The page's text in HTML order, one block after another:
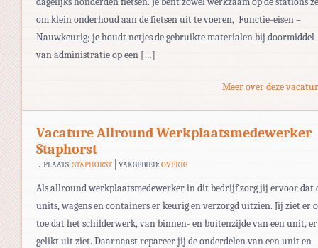
om klein onderhoud aan de fietsen uit te voeren, Functie-eisen –
Nauwkeurig; je houdt netjes de gebruikte materialen bij doormiddel
van administratie op een […]
Meer over deze
Vacature Allround Werkplaatsmedewerker
Staphorst
PLAATS: STAPHORST VAKGEBIED:OVERIG
Als allround werkplaatsmedewerker in dit bedrijf zorg jij ervoor dat
units, wagens en containers er keurig en verzorgd uitzien. Jij ziet er
toe dat het schilderwerk, van binnen- en buitenzijde van een unit, er
gelikt uit ziet. Daarnaast repareer jij de onderdelen van een unit en